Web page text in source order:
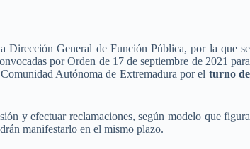
Dirección General de Función Pública, por la que se
por Orden de 17 de septiembre de 2021 para
Autónoma de Extremadura por el turno de
y efectuar reclamaciones, según modelo que figura
manifestarlo en el mismo plazo.